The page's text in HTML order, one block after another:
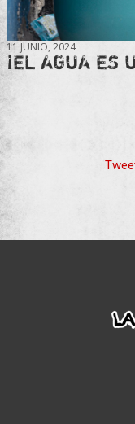
11 JUNIO, 2024
¡EL AGUA ES